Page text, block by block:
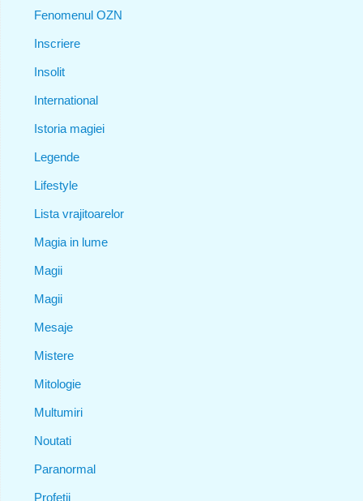
Fenomenul OZN
Inscriere
Insolit
International
Istoria magiei
Legende
Lifestyle
Lista vrajitoarelor
Magia in lume
Magii
Magii
Mesaje
Mistere
Mitologie
Multumiri
Noutati
Paranormal
Profetii